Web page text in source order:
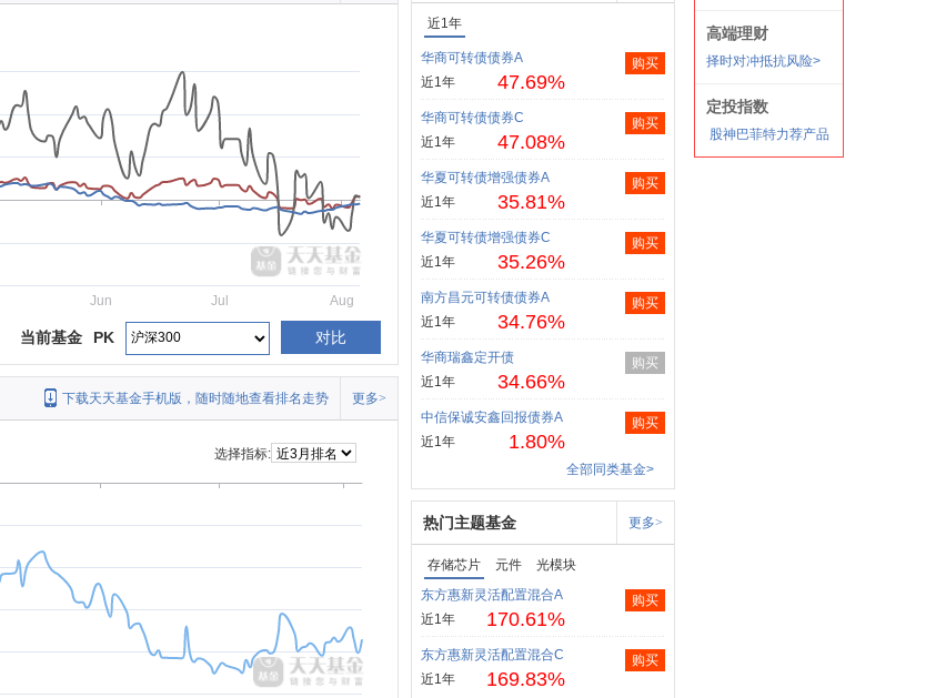
Jun Jul Aug
对比
PK
当前基金
更多>
下载天天基金手机版，随时随地查看排名走势
选择指标:
近1年
华商可转债债券A
近1年
47.69%
购买
华商可转债债券C
近1年
47.08%
购买
华夏可转债增强债券A
近1年
35.81%
购买
华夏可转债增强债券C
近1年
35.26%
购买
南方昌元可转债债券A
近1年
34.76%
购买
华商瑞鑫定开债
近1年
34.66%
购买
中信保诚安鑫回报债券A
近1年
1.80%
购买
全部同类基金>
热门主题基金 更多>
存储芯片 元件
光模块
东方惠新灵活配置混合A
近1年
170.61%
购买
东方惠新灵活配置混合C
近1年
169.83%
购买